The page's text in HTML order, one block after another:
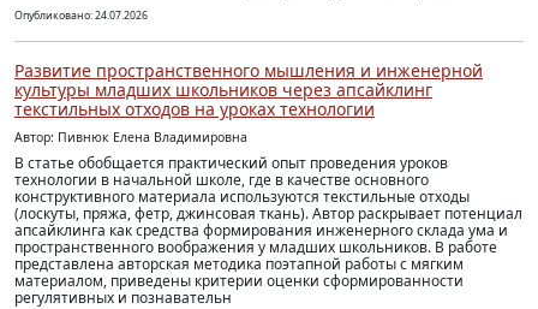
Опубликовано: 24.07.2026
Развитие пространственного мышления и инженерной
культуры младших школьников через апсайклинг
текстильных отходов на уроках технологии
Автор: Пивнюк Елена Владимировна
В статье обобщается практический опыт проведения уроков
технологии в начальной школе, где в качестве основного
конструктивного материала используются текстильные отходы
(лоскуты, пряжа, фетр, джинсовая ткань). Автор раскрывает потенциал
апсайклинга как средства формирования инженерного склада ума и
пространственного воображения у младших школьников. В работе
представлена авторская методика поэтапной работы с мягким
материалом, приведены критерии оценки сформированности
регулятивных и познавательн